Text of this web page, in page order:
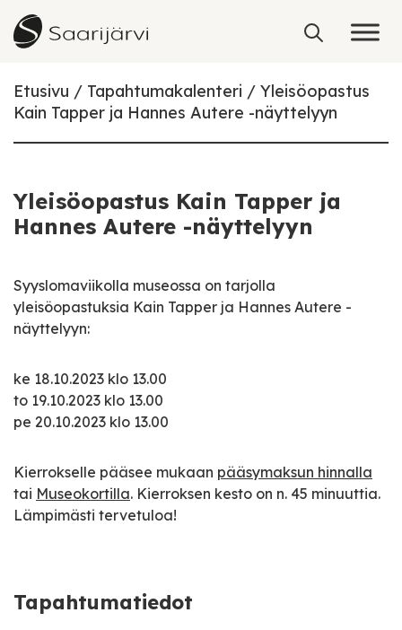
Skip to content
Etusivu Tapahtumakalenteri
Yleisöopastus
Kain Tapper ja Hannes Autere -näyttelyyn
Yleisöopastus Kain Tapper ja
Hannes Autere -näyttelyyn
Syyslomaviikolla museossa on tarjolla
yleisöopastuksia Kain Tapper ja Hannes Autere -
näyttelyyn:
ke 18.10.2023 klo 13.00
to 19.10.2023 klo 13.00
pe 20.10.2023 klo 13.00
Kierrokselle pääsee mukaan pääsymaksun hinnalla
tai Museokortilla. Kierroksen kesto on n. 45 minuuttia.
Lämpimästi tervetuloa!
Tapahtumatiedot